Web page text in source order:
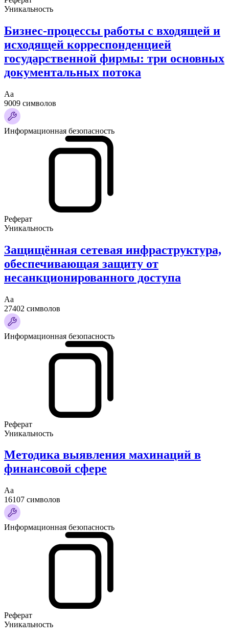
Уникальность
Бизнес-процессы работы с входящей и
исходящей корреспонденцией
государственной фирмы: три основных
документальных потока
Аа
9009 символов
Информационная безопасность
Реферат
Уникальность
Защищённая сетевая инфраструктура,
обеспечивающая защиту от
несанкционированного доступа
Аа
27402 символов
Информационная безопасность
Реферат
Уникальность
Методика выявления махинаций в
финансовой сфере
Аа
16107 символов
Информационная безопасность
Реферат
Уникальность